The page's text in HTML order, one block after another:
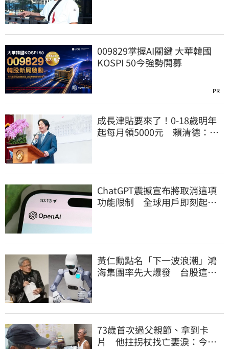
009829掌握AI關鍵 大華韓國
KOSPI 50今強勢開募
PR
成長津貼要來了！0-18歲明年
起每月領5000元 賴清德：此
ChatGPT震撼宣布將取消這項
功能限制 全球用戶即刻起
黃仁勳點名「下一波浪潮」鴻
海集團率先大爆發 台股這族
73歲首次過父親節、拿到卡
片 他拄拐杖找亡妻淚：今天